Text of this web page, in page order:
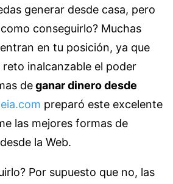
generar desde casa, pero
conseguirlo? Muchas
en tu posición, ya que
inalcanzable el poder
deganar dinero desde
preparó este excelente
las mejores formas de
la Web.
Por supuesto que no, las